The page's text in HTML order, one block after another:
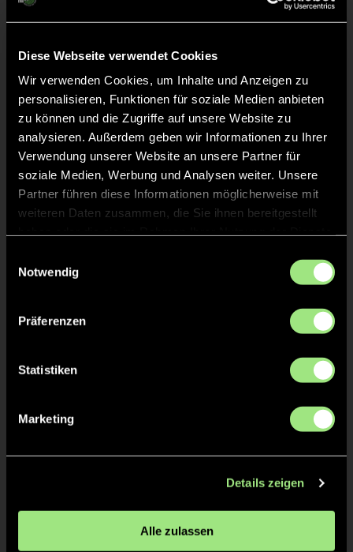
Diese Webseite verwendet Cookies
Wir verwenden Cookies, um Inhalte und Anzeigen zu
personalisieren, Funktionen für soziale Medien anbieten
zu können und die Zugriffe auf unsere Website zu
analysieren. Außerdem geben wir Informationen zu Ihrer
Verwendung unserer Website an unsere Partner für
soziale Medien, Werbung und Analysen weiter. Unsere
Partner führen diese Informationen möglicherweise mit
weiteren Daten zusammen, die Sie ihnen bereitgestellt
Notwendig
Präferenzen
Statistiken
Marketing
Details zeigen
Alle zulassen
MaximilianNebel 33
33' TOR 4:5, FELDTOR
32'
Wilhelm 23